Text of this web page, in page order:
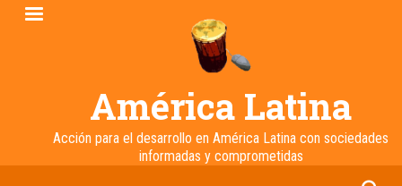
Pasar
América Latina
Acción para el desarrollo en América Latina con sociedades
informadas y comprometidas